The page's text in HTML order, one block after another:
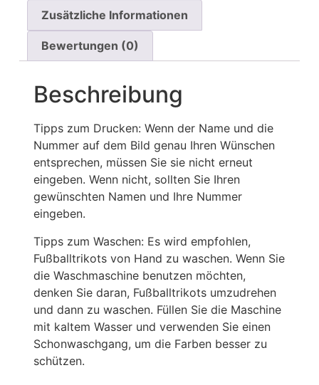
Zusätzliche Informationen
Bewertungen (0)
Beschreibung
Tipps zum Drucken: Wenn der Name und die
Nummer auf dem Bild genau Ihren Wünschen
entsprechen, müssen Sie sie nicht erneut
eingeben. Wenn nicht, sollten Sie Ihren
gewünschten Namen und Ihre Nummer
eingeben.
Tipps zum Waschen: Es wird empfohlen,
Fußballtrikots von Hand zu waschen. Wenn Sie
die Waschmaschine benutzen möchten,
denken Sie daran, Fußballtrikots umzudrehen
und dann zu waschen. Füllen Sie die Maschine
mit kaltem Wasser und verwenden Sie einen
Schonwaschgang, um die Farben besser zu
schützen.